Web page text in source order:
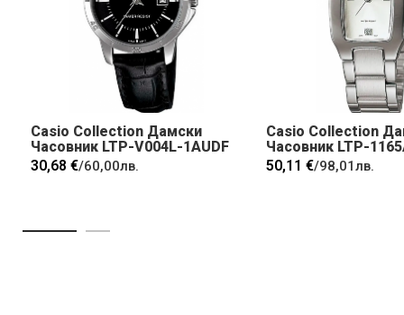
Casio Collection Дамски
Часовник LTP-V004L-1AUDF
30,68 €/60,00лв.
Casio Collection
Часовник LTP-
50,11 €/98,01лв.